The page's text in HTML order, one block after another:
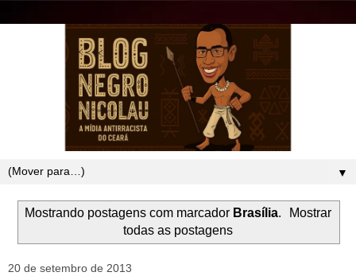
▼
Mostrando postagens com marcador Brasília.
Mostrar
todas as postagens
20 de setembro de 2013